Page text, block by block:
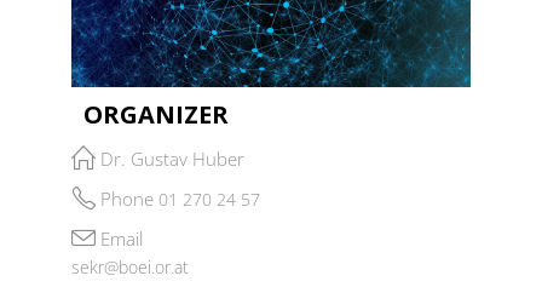
ORGANIZER
Dr. Gustav Huber
Phone 01 270 24 57
Email
sekr@boei.or.at